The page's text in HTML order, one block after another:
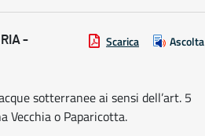
-
Scarica Ascolta
sotterranee ai sensi dell’art. 5
Vecchia o Paparicotta.